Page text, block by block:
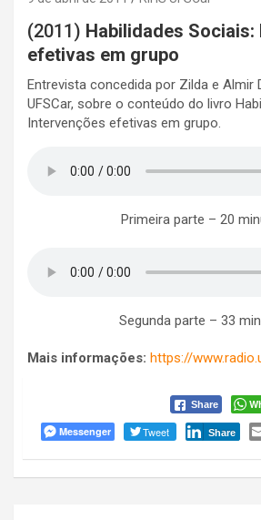
(2011) Habilidades
efetivas em grupo
Entrevista concedida por Zilda e Almir
UFSCar, sobre o conteúdo do livro
Intervenções efetivas em grupo.
Primeira parte – 20
Segunda parte – 33
Mais informações: https://
Share
Messenger
Tweet Share